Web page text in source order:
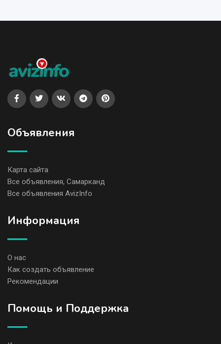
Объявления
Карта сайта
Все объявления, Самарканд
Все объявления AvizInfo
Информация
О нас
Как создать объявление
Рекомендации
Помощь и Поддержка